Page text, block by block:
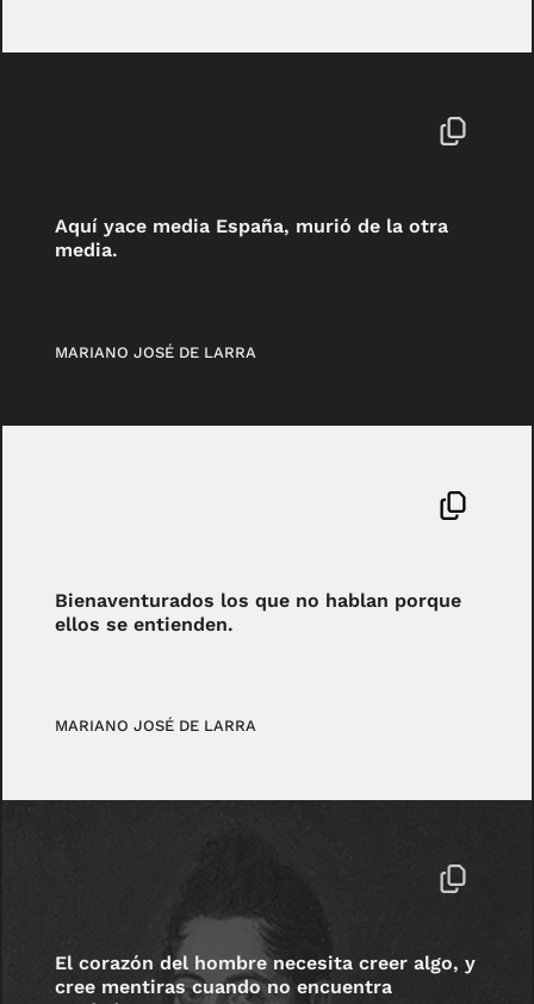
Aquí yace media España, murió de la otra
media.
MARIANO JOSÉ DE LARRA
Bienaventurados los que no hablan porque
ellos se entienden.
MARIANO JOSÉ DE LARRA
El corazón del hombre necesita creer algo, y
cree mentiras cuando no encuentra